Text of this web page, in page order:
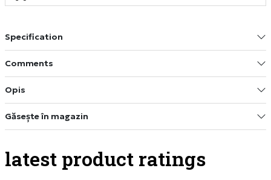
Specification
Comments
Opis
Găsește în magazin
latest product ratings